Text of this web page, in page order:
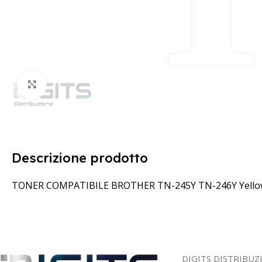
Clicca per ingrandire
Descrizione prodotto
TONER COMPATIBILE BROTHER TN-245Y TN-246Y
DIGITS